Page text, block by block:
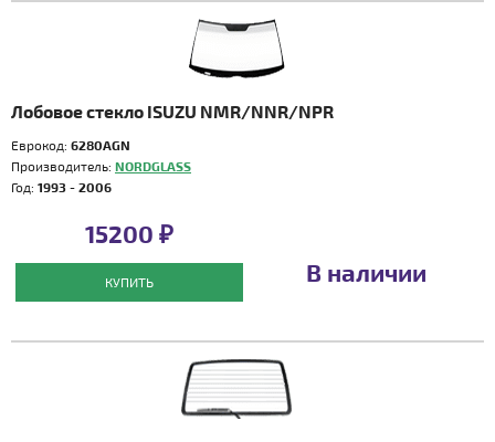
Лобовое стекло ISUZU NMR/NNR/NPR
Еврокод: 6280AGN
Производитель: NORDGLASS
Год: 1993 - 2006
15200 ₽
КУПИТЬ В наличии